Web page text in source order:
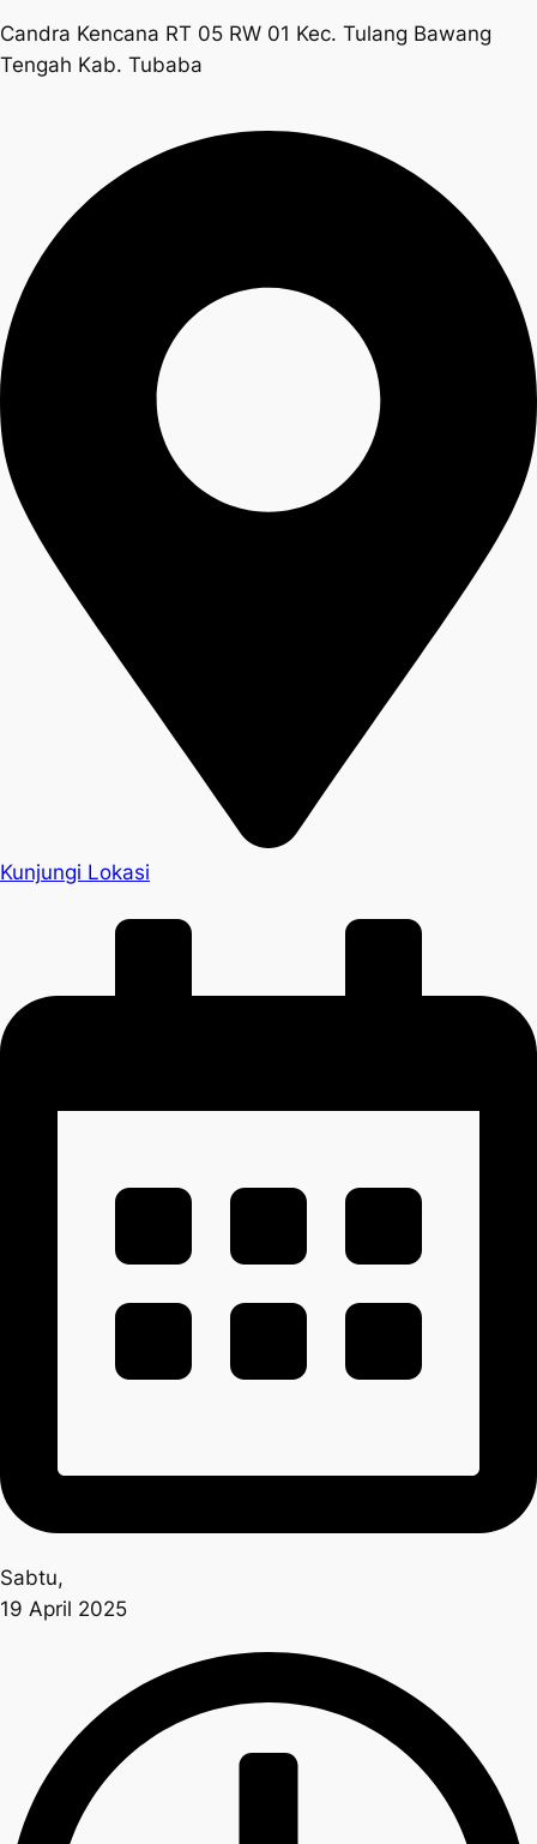
Candra Kencana RT 05 RW 01 Kec. Tulang Bawang
Tengah Kab. Tubaba
Kunjungi Lokasi
Sabtu,
19 April 2025